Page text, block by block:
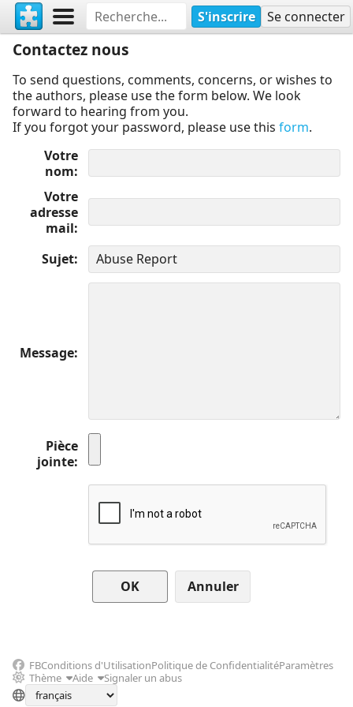
S'inscrire Se connecter
Contactez nous
To send questions, comments, concerns, or wishes to
the authors, please use the form below. We look
forward to hearing from you.
If you forgot your password, please use this form.
Votre
nom
Votre
adresse
mail
Sujet
Message
Pièce
jointe
Annuler
FBConditions d'UtilisationPolitique de ConfidentialitéParamètres
Thème
Aide Signaler un abus